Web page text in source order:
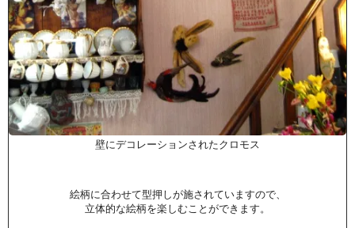
壁にデコレーションされたクロモス
絵柄に合わせて型押しが施されていますので、
立体的な絵柄を楽しむことができます。